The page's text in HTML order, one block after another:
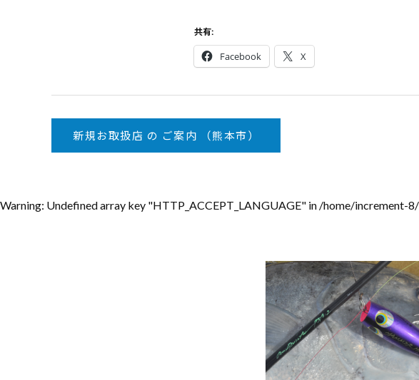
共有:
Facebook X
新規お取扱店 の ご案内 （熊本市）
Warning: Undefined array key "HTTP_ACCEPT_LANGUAGE" in /home/increment-